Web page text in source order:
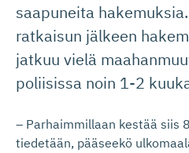
saapuneita
ratkaisun jälkeen
jatkuu vielä
poliisissa noin 1-2
– Parhaimmillaan kestää siis
tiedetään, pääseekö